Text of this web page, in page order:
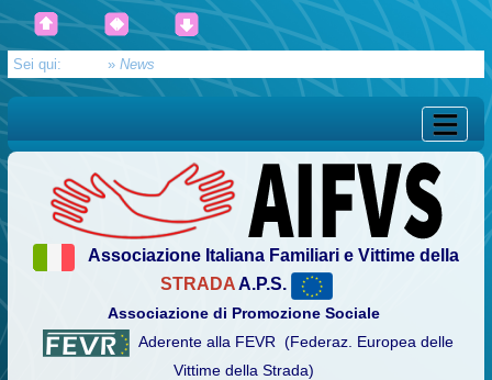
Sei qui: » News
Associazione Italiana Familiari e Vittime della
STRADAA.P.S.
Associazione di Promozione Sociale
Aderente alla FEVR (Federaz. Europea delle
Vittime della Strada)